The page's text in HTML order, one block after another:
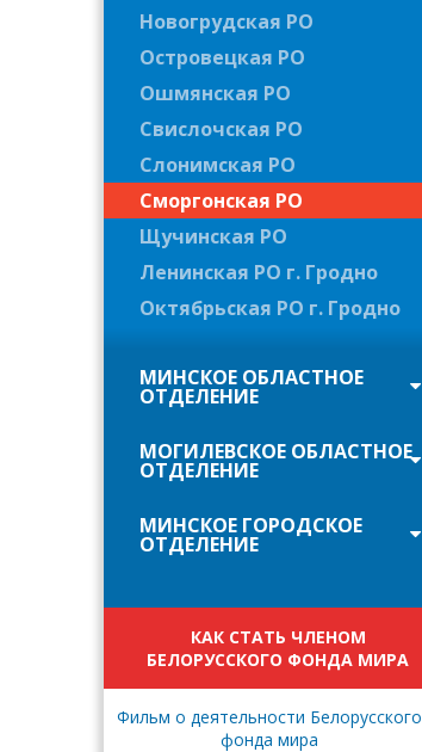
Новогрудская РО
Островецкая РО
Ошмянская РО
Свислочская РО
Слонимская РО
Сморгонская РО
Щучинская РО
Ленинская РО г. Гродно
Октябрьская РО г. Гродно
МИНСКОЕ ОБЛАСТНОЕ
ОТДЕЛЕНИЕ
МОГИЛЕВСКОЕ ОБЛАСТНОЕ
ОТДЕЛЕНИЕ
МИНСКОЕ ГОРОДСКОЕ
ОТДЕЛЕНИЕ
КАК СТАТЬ ЧЛЕНОМ
БЕЛОРУССКОГО ФОНДА МИРА
Фильм о деятельности Белорусского
фонда мира